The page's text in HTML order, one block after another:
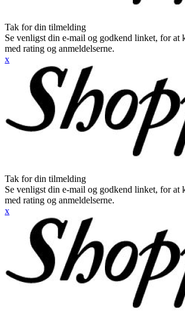
Tak for din tilmelding
Se venligst din e-mail og godkend linket, for at
med rating og anmeldelserne.
x
Tak for din tilmelding
Se venligst din e-mail og godkend linket, for at
med rating og anmeldelserne.
x